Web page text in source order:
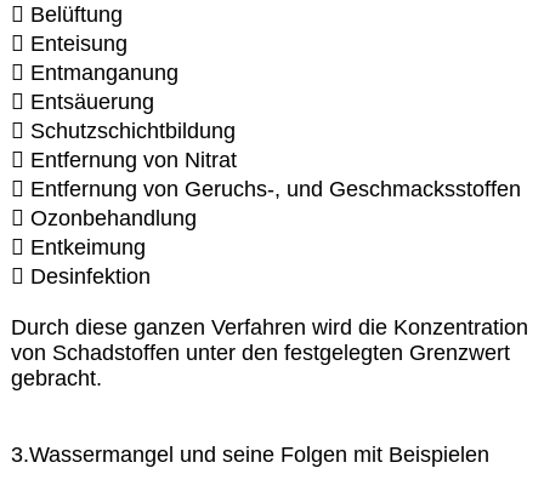
 Belüftung
 Enteisung
 Entmanganung
 Entsäuerung
 Schutzschichtbildung
 Entfernung von Nitrat
 Entfernung von Geruchs-, und Geschmacksstoffen
 Ozonbehandlung
 Entkeimung
 Desinfektion
Durch diese ganzen Verfahren wird die Konzentration
von Schadstoffen unter den festgelegten Grenzwert
gebracht.
3.Wassermangel und seine Folgen mit Beispielen